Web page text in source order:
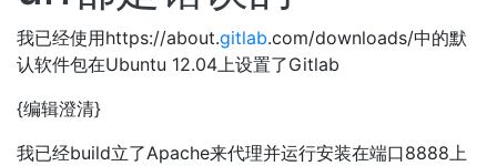
我已经使用https://about.gitlab.com/downloads/中的默
认软件包在Ubuntu 12.04上设置了Gitlab
{编辑澄清}
我已经build立了Apache来代理并运行安装在端口8888上